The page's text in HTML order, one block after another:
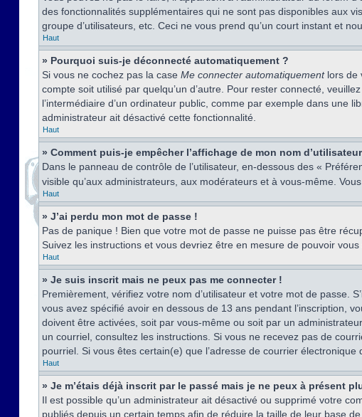
des fonctionnalités supplémentaires qui ne sont pas disponibles aux
groupe d’utilisateurs, etc. Ceci ne vous prend qu’un court instant et
Haut
» Pourquoi suis-je déconnecté automatiquement ?
Si vous ne cochez pas la case Me connecter automatiquementlors de
compte soit utilisé par quelqu’un d’autre. Pour rester connecté,
l’intermédiaire d’un ordinateur public, comme par exemple dans une
administrateur ait désactivé cette fonctionnalité.
Haut
» Comment puis-je empêcher l’affichage de mon nom
Dans le panneau de contrôle de l’utilisateur, en-dessous des «
visible qu’aux administrateurs, aux modérateurs et à vous-même.
Haut
» J’ai perdu mon mot de passe !
Pas de panique ! Bien que votre mot de passe ne puisse pas être
Suivez les instructions et vous devriez être en mesure de pouvoir
Haut
» Je suis inscrit mais ne peux pas me connecter !
Premièrement, vérifiez votre nom d’utilisateur et votre mot de passe.
vous avez spécifié avoir en dessous de 13 ans pendant l’inscription,
doivent être activées, soit par vous-même ou soit par un
un courriel, consultez les instructions. Si vous ne recevez pas de
pourriel. Si vous êtes certain(e) que l’adresse de courrier
Haut
» Je m’étais déjà inscrit par le passé mais je ne peux à présent
Il est possible qu’un administrateur ait désactivé ou supprimé votre
publiés depuis un certain temps afin de réduire la taille de leur base